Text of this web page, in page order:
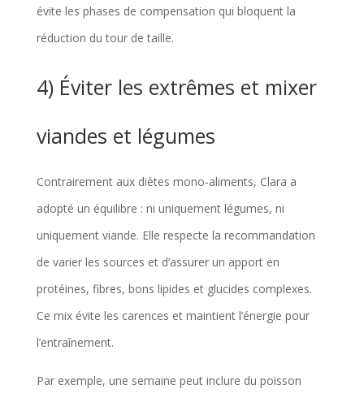
évite les phases de compensation qui bloquent la
réduction du tour de taille.
4) Éviter les extrêmes et mixer
viandes et légumes
Contrairement aux diètes mono-aliments, Clara a
adopté un équilibre : ni uniquement légumes, ni
uniquement viande. Elle respecte la recommandation
de varier les sources et d’assurer un apport en
protéines, fibres, bons lipides et glucides complexes.
Ce mix évite les carences et maintient l’énergie pour
l’entraînement.
Par exemple, une semaine peut inclure du poisson